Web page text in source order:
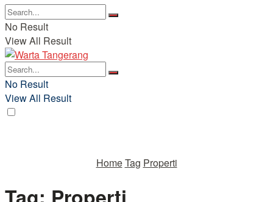
No Result
View All Result
No Result
View All Result
HomeTag Properti